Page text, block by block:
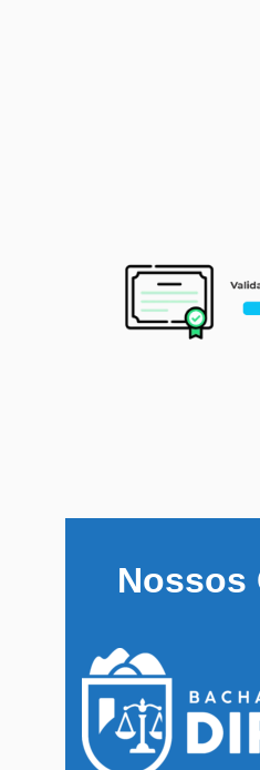
Nossos